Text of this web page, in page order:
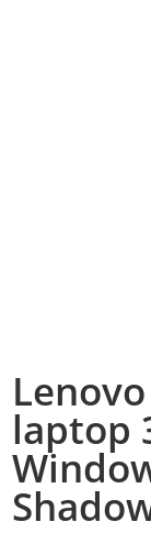
laptop